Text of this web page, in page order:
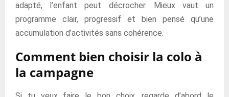
adapté, l’enfant peut décrocher. Mieux vaut un
programme clair, progressif et bien pensé qu’une
accumulation d’activités sans cohérence.
Comment bien choisir la colo à
la campagne